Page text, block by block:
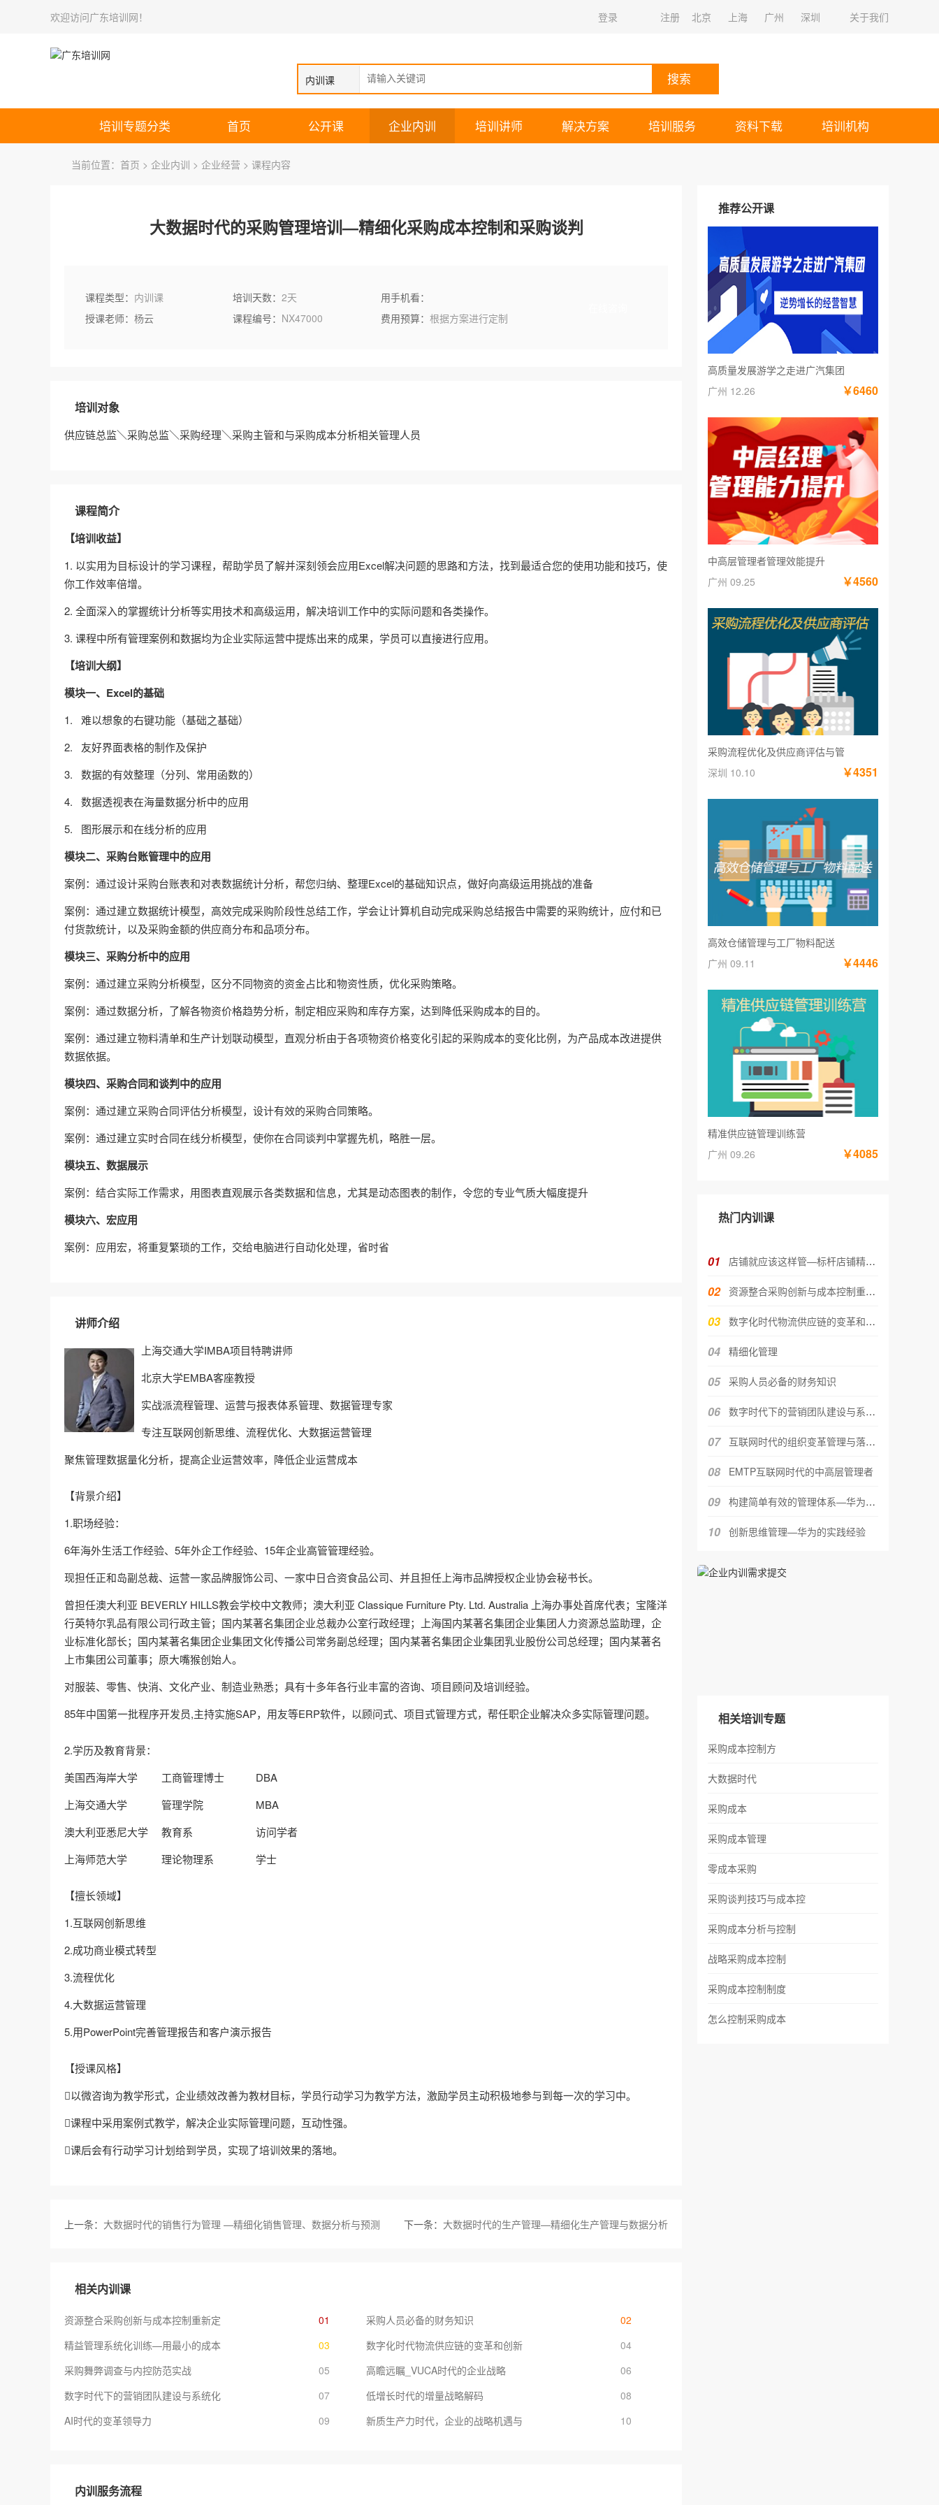
欢迎访问广东培训网！ 登录 注册 北京 上海 广州 深圳 关于我们
内训课 搜索
培训专题分类 首页 公开课 企业内训 培训讲师 解决方案 培训服务 资料下载 培训机构
当前位置： 首页 > 企业内训 > 企业经营 > 课程内容
大数据时代的采购管理培训—精细化采购成本控制和采购谈判
课程类型： 内训课 培训天数：2天
用手机看：
授课老师： 杨云 课程编号： NX47000 费用预算： 根据方案进行定制
培训对象
供应链总监＼采购总监＼采购经理＼采购主管和与采购成本分析相关管理人员
课程简介
【培训收益】
1. 以实用为目标设计的学习课程，帮助学员了解并深刻领会应用Excel解决问题的思路和方法，找到最适合您的使用功能和技巧，使
你工作效率倍增。
2. 全面深入的掌握统计分析等实用技术和高级运用，解决培训工作中的实际问题和各类操作。
3. 课程中所有管理案例和数据均为企业实际运营中提炼出来的成果，学员可以直接进行应用。
【培训大纲】
模块一、Excel的基础
1. 难以想象的右键功能（基础之基础）
2. 友好界面表格的制作及保护
3. 数据的有效整理（分列、常用函数的）
4. 数据透视表在海量数据分析中的应用
5. 图形展示和在线分析的应用
模块二、采购台账管理中的应用
案例：通过设计采购台账表和对表数据统计分析，帮您归纳、整理Excel的基础知识点，做好向高级运用挑战的准备
案例：通过建立数据统计模型，高效完成采购阶段性总结工作，学会让计算机自动完成采购总结报告中需要的采购统计，应付和已
付货款统计，以及采购金额的供应商分布和品项分布。
模块三、采购分析中的应用
案例：通过建立采购分析模型，区分不同物资的资金占比和物资性质，优化采购策略。
案例：通过数据分析，了解各物资价格趋势分析，制定相应采购和库存方案，达到降低采购成本的目的。
案例：通过建立物料清单和生产计划联动模型，直观分析由于各项物资价格变化引起的采购成本的变化比例，为产品成本改进提供
数据依据。
模块四、采购合同和谈判中的应用
案例：通过建立采购合同评估分析模型，设计有效的采购合同策略。
案例：通过建立实时合同在线分析模型，使你在合同谈判中掌握先机，略胜一层。
模块五、数据展示
案例：结合实际工作需求，用图表直观展示各类数据和信息，尤其是动态图表的制作，令您的专业气质大幅度提升
模块六、宏应用
案例：应用宏，将重复繁琐的工作，交给电脑进行自动化处理，省时省
讲师介绍
上海交通大学IMBA项目特聘讲师
北京大学EMBA客座教授
实战派流程管理、运营与报表体系管理、数据管理专家
专注互联网创新思维、流程优化、大数据运营管理
聚焦管理数据量化分析，提高企业运营效率，降低企业运营成本
【背景介绍】
1.职场经验：
6年海外生活工作经验、5年外企工作经验、15年企业高管管理经验。
现担任正和岛副总裁、运营一家品牌服饰公司、一家中日合资食品公司、并且担任上海市品牌授权企业协会秘书长。
曾担任澳大利亚 BEVERLY HILLS教会学校中文教师；澳大利亚 Classique Furniture Pty. Ltd. Australia 上海办事处首席代表；宝隆洋
行英特尔乳品有限公司行政主管；国内某著名集团企业总裁办公室行政经理；上海国内某著名集团企业集团人力资源总监助理，企
业标准化部长；国内某著名集团企业集团文化传播公司常务副总经理；国内某著名集团企业集团乳业股份公司总经理；国内某著名
上市集团公司董事；原大嘴猴创始人。
对服装、零售、快消、文化产业、制造业熟悉；具有十多年各行业丰富的咨询、项目顾问及培训经验。
85年中国第一批程序开发员,主持实施SAP，用友等ERP软件，以顾问式、项目式管理方式，帮任职企业解决众多实际管理问题。
2.学历及教育背景：
美国西海岸大学 工商管理博士 DBA
上海交通大学 管理学院 MBA
澳大利亚悉尼大学 教育系 访问学者
上海师范大学 理论物理系 学士
【擅长领域】
1.互联网创新思维
2.成功商业模式转型
3.流程优化
4.大数据运营管理
5.用PowerPoint完善管理报告和客户演示报告
【授课风格】
以微咨询为教学形式，企业绩效改善为教材目标，学员行动学习为教学方法，激励学员主动积极地参与到每一次的学习中。
课程中采用案例式教学，解决企业实际管理问题，互动性强。
课后会有行动学习计划给到学员，实现了培训效果的落地。
上一条： 大数据时代的销售行为管理 —精细化销售管理、数据分析与预测 下一条： 大数据时代的生产管理—精细化生产管理与数据分析
相关内训课
01
资源整合采购创新与成本控制重新定 02
采购人员必备的财务知识
03
精益管理系统化训练—用最小的成本 04
数字化时代物流供应链的变革和创新
05
采购舞弊调查与内控防范实战 06
高瞻远瞩_VUCA时代的企业战略
07
数字时代下的营销团队建设与系统化 08
低增长时代的增量战略解码
09
AI时代的变革领导力 10
新质生产力时代，企业的战略机遇与
内训服务流程
推荐公开课
高质量发展游学之走进广汽集团
广州 12.26
￥6460
中高层管理者管理效能提升
广州 09.25
￥4560
采购流程优化及供应商评估与管
深圳 10.10
￥4351
高效仓储管理与工厂物料配送
广州 09.11
￥4446
精准供应链管理训练营
广州 09.26
￥4085
热门内训课
01 店铺就应该这样管—标杆店铺精细化
02 资源整合采购创新与成本控制重新定
03 数字化时代物流供应链的变革和创新
04 精细化管理
05 采购人员必备的财务知识
06 数字时代下的营销团队建设与系统化
07 互联网时代的组织变革管理与落地执
08 EMTP互联网时代的中高层管理者
09 构建简单有效的管理体系—华为的实
10 创新思维管理—华为的实践经验
相关培训专题
采购成本控制方
大数据时代
采购成本
采购成本管理
零成本采购
采购谈判技巧与成本控
采购成本分析与控制
战略采购成本控制
采购成本控制制度
怎么控制采购成本